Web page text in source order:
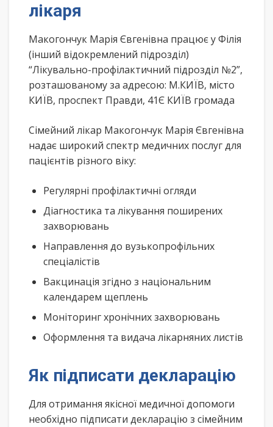
лікаря
Макогончук Марія Євгенівна працює у Філія
(інший відокремлений підрозділ)
“Лікувально-профілактичний підрозділ №2”,
розташованому за адресою: М.КИЇВ, місто
КИЇВ, проспект Правди, 41Є КИЇВ громада
Сімейний лікар Макогончук Марія Євгенівна
надає широкий спектр медичних послуг для
пацієнтів різного віку:
Регулярні профілактичні огляди
Діагностика та лікування поширених
захворювань
Направлення до вузькопрофільних
спеціалістів
Вакцинація згідно з національним
календарем щеплень
Моніторинг хронічних захворювань
Оформлення та видача лікарняних листів
Як підписати декларацію
Для отримання якісної медичної допомоги
необхідно підписати декларацію з сімейним